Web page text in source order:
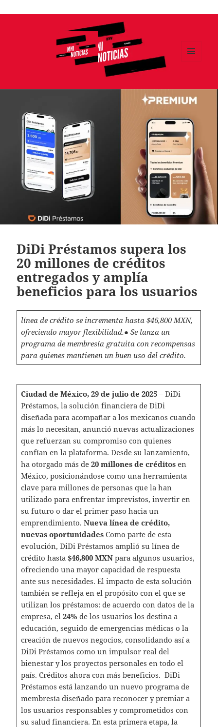
Ir
DiDi Préstamos supera los
20 millones de créditos
entregados y amplía
beneficios para los usuarios
línea de crédito se incrementa hasta $46,800 MXN,
ofreciendo mayor flexibilidad.● Se lanza un
programa de membresía gratuita con recompensas
para quienes mantienen un buen uso del crédito.
Ciudad de México, 29 de julio de 2025– DiDi
Préstamos, la solución financiera de DiDi
diseñada para acompañar a los mexicanos cuando
más lo necesitan, anunció nuevas actualizaciones
que refuerzan su compromiso con quienes
confían en la plataforma. Desde su lanzamiento,
ha otorgado más de 20 millones de créditosen
México, posicionándose como una herramienta
clave para millones de personas que la han
utilizado para enfrentar imprevistos, invertir en
su futuro o dar el primer paso hacia un
emprendimiento. Nueva línea de crédito,
nuevas oportunidadesComo parte de esta
evolución, DiDi Préstamos amplió su línea de
crédito hasta $46,800 MXNpara algunos usuarios,
ofreciendo una mayor capacidad de respuesta
ante sus necesidades. El impacto de esta solución
también se refleja en el propósito con el que se
utilizan los préstamos: de acuerdo con datos de la
empresa, el 24% de los usuarios los destina a
educación, seguido de emergencias médicas o la
creación de nuevos negocios, consolidando así a
DiDi Préstamos como un impulsor real del
bienestar y los proyectos personales en todo el
país. Créditos ahora con más beneficios. DiDi
Préstamos está lanzando un nuevo programa de
membresía diseñado para reconocer y premiar a
los usuarios responsables y comprometidos con
su salud financiera. En esta primera etapa, la